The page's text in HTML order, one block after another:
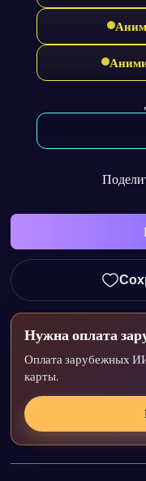
Нужна оплата
Оплата зарубежных
карты.